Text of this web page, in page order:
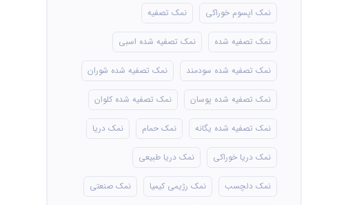
نمک اپسوم خوراکی نمک تصفیه
نمک تصفیه شده نمک تصفیه شده اسبی
نمک تصفیه شده سودمند نمک تصفیه شده شوران
نمک تصفیه شده پوسان نمک تصفیه شده کلوان
نمک تصفیه شده یگانه نمک حمام نمک دریا
نمک دریا خوراکی نمک دریا طبیعی
نمک دلچسب نمک رژیمی کیمیا نمک صنعتی